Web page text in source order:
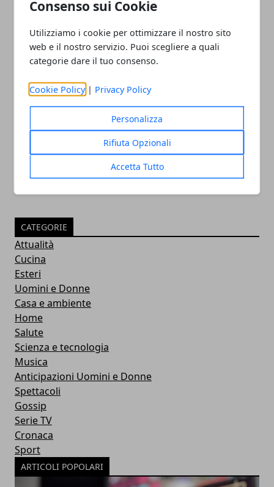
Consenso sui Cookie
Utilizziamo i cookie per ottimizzare il nostro sito
web e il nostro servizio. Puoi scegliere a quali
categorie dare il tuo consenso.
Cookie Policy | Privacy Policy
Personalizza
Rifiuta Opzionali
Accetta Tutto
Quali sono le nazioni europee
maggiormente colpite da infiltrazioni
CATEGORIE
Attualità
Cucina
Esteri
Uomini e Donne
Casa e ambiente
Home
Salute
Scienza e tecnologia
Musica
Anticipazioni Uomini e Donne
Spettacoli
Gossip
Serie TV
Cronaca
Sport
ARTICOLI POPOLARI